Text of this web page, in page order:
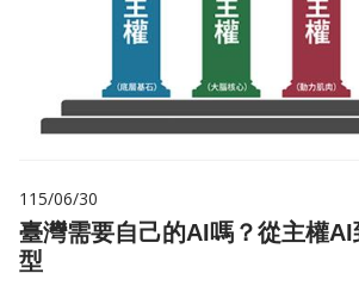
115/06/30
臺灣需要自己的AI嗎？從主權
型